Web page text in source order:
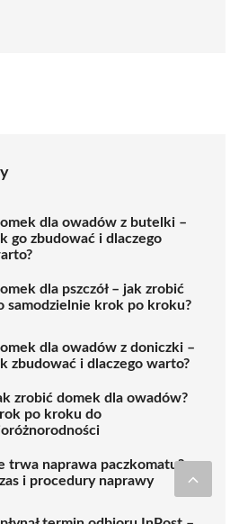
dla owadów z butelki –
go zbudować i dlaczego
dla pszczół – jak zrobić
samodzielnie krok po kroku?
dla owadów z doniczki –
zbudować i dlaczego warto?
zrobić domek dla owadów?
po kroku do
trwa naprawa paczkomatu?
i procedury naprawy